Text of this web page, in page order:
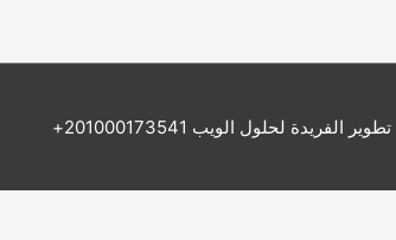
| تطوير الفريدة لحلول الويب 201000173541+